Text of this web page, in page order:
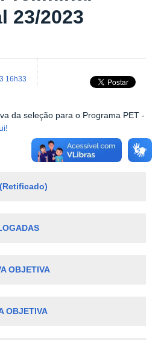
23/2023
16h33
da seleção para o Programa PET -
(Retificado)
OBJETIVA
OBJETIVA